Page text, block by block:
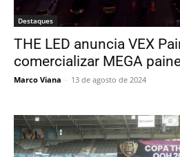
Destaques
THE LED anuncia VEX
comercializar MEGA
Marco Viana - 13 de agosto de 2024